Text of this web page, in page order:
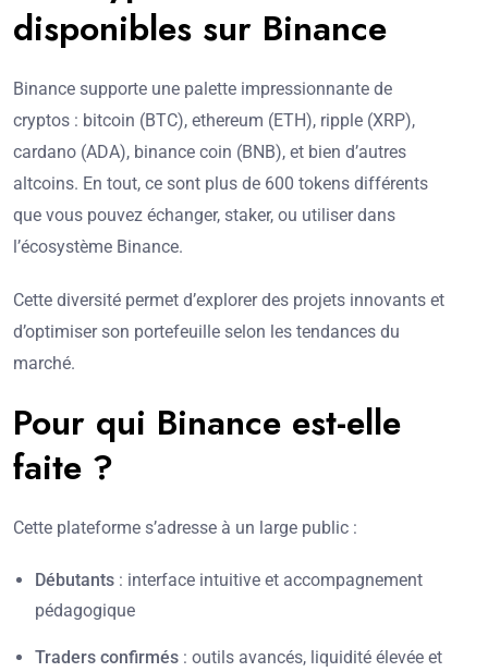
disponibles sur Binance
Binance supporte une palette impressionnante de
cryptos : bitcoin (BTC), ethereum (ETH), ripple (XRP),
cardano (ADA), binance coin (BNB), et bien d’autres
altcoins. En tout, ce sont plus de 600 tokens différents
que vous pouvez échanger, staker, ou utiliser dans
l’écosystème Binance.
Cette diversité permet d’explorer des projets innovants et
d’optimiser son portefeuille selon les tendances du
marché.
Pour qui Binance est-elle
faite ?
Cette plateforme s’adresse à un large public :
Débutants : interface intuitive et accompagnement
pédagogique
Traders confirmés : outils avancés, liquidité élevée et